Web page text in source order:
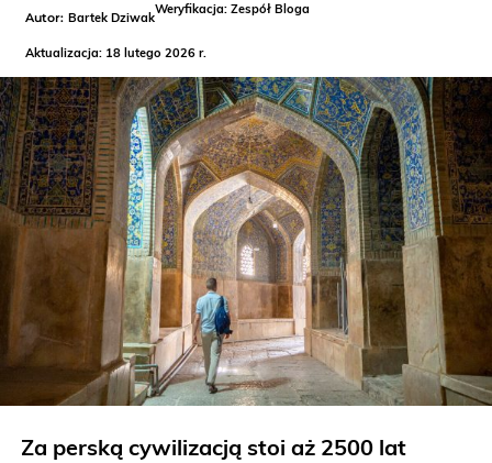
Bartek Dziwak
Weryfikacja: Zespół Bloga
Aktualizacja: 18 lutego 2026 r.
Za perską cywilizacją stoi aż 2500 lat